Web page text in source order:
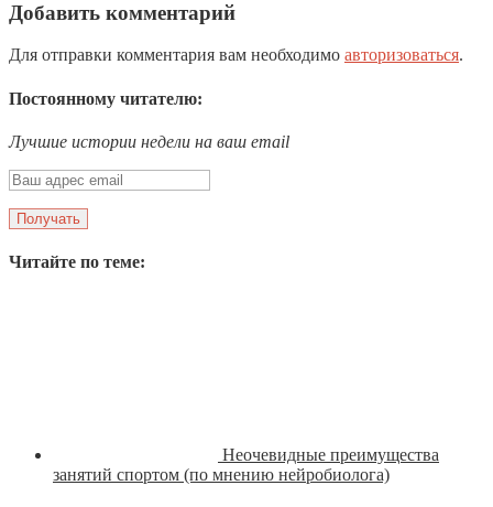
Добавить комментарий
Для отправки комментария вам необходимо авторизоваться.
Постоянному читателю:
Лучшие истории недели на ваш email
Читайте по теме:
Неочевидные преимущества
занятий спортом (по мнению нейробиолога)